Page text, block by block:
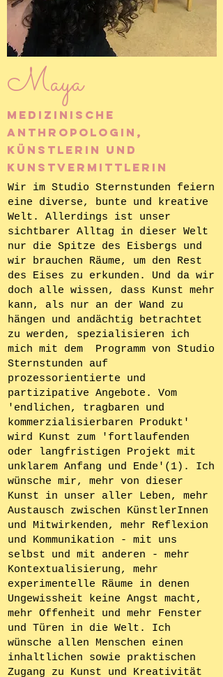
Maya
Medizinische
Anthropologin,
Künstlerin und
Kunstvermittlerin
Wir im Studio Sternstunden feiern
eine diverse, bunte und kreative
Welt. Allerdings ist unser
sichtbarer Alltag in dieser Welt
nur die Spitze des Eisbergs und
wir brauchen Räume, um den Rest
des Eises zu erkunden. Und da wir
doch alle wissen, dass Kunst mehr
kann, als nur an der Wand zu
hängen und andächtig betrachtet
zu werden, spezialisieren ich
mich mit dem Programm von Studio
Sternstunden auf
prozessorientierte und
partizipative Angebote. Vom
'endlichen, tragbaren und
kommerzialisierbaren Produkt'
wird Kunst zum 'fortlaufenden
oder langfristigen Projekt mit
unklarem Anfang und Ende'(1). Ich
wünsche mir,
mehr von dieser
Kunst in unser aller Leben, mehr
Austausch zwischen KünstlerInnen
und Mitwirkenden, mehr Reflexion
und Kommunikation - mit uns
selbst und mit anderen - mehr
Kontextualisierung, mehr
experimentelle Räume in denen
Ungewissheit keine Angst macht,
mehr Offenheit und mehr Fenster
und Türen in die Welt. Ich
wünsche allen Menschen einen
inhaltlichen sowie praktischen
Zugang zu Kunst und Kreativität